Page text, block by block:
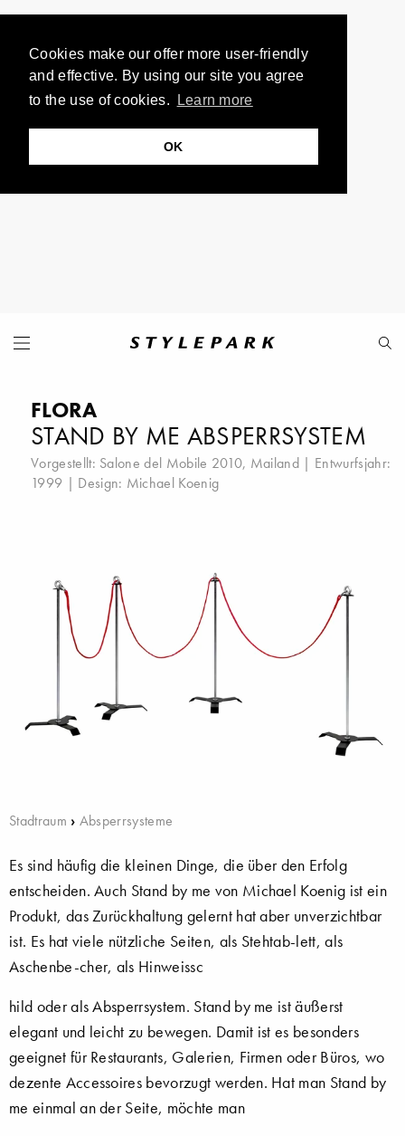
Cookies make our offer more user-friendly
and effective. By using our site you agree
to the use of cookies.
Learn more
OK
FLORA
STAND BY ME ABSPERRSYSTEM
Vorgestellt: Salone del Mobile 2010, Mailand | Entwurfsjahr:
1999 | Design: Michael Koenig
Stadtraum › Absperrsysteme
Es sind häufig die kleinen Dinge, die über den Erfolg
entscheiden. Auch Stand by me von Michael Koenig ist ein
Produkt, das Zurückhaltung gelernt hat aber unverzichtbar
ist. Es hat viele nützliche Seiten, als Stehtab-lett, als
Aschenbe-cher, als Hinweissc
hild oder als Absperrsystem. Stand by me ist äußerst
elegant und leicht zu bewegen. Damit ist es besonders
geeignet für Restaurants, Galerien, Firmen oder Büros, wo
dezente Accessoires bevorzugt werden. Hat man Stand by
me einmal an der Seite, möchte man